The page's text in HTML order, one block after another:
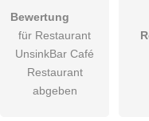
Die Datenschutzerklärung
öffentliche Frage
Bewertung
für Restaurant
UnsinkBar Café
Restaurant
abgeben